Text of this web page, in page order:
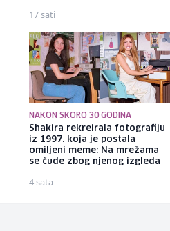
17 sati
NAKON SKORO 30 GODINA
Shakira rekreirala fotografiju
iz 1997. koja je postala
omiljeni meme: Na mrežama
se čude zbog njenog izgleda
4 sata